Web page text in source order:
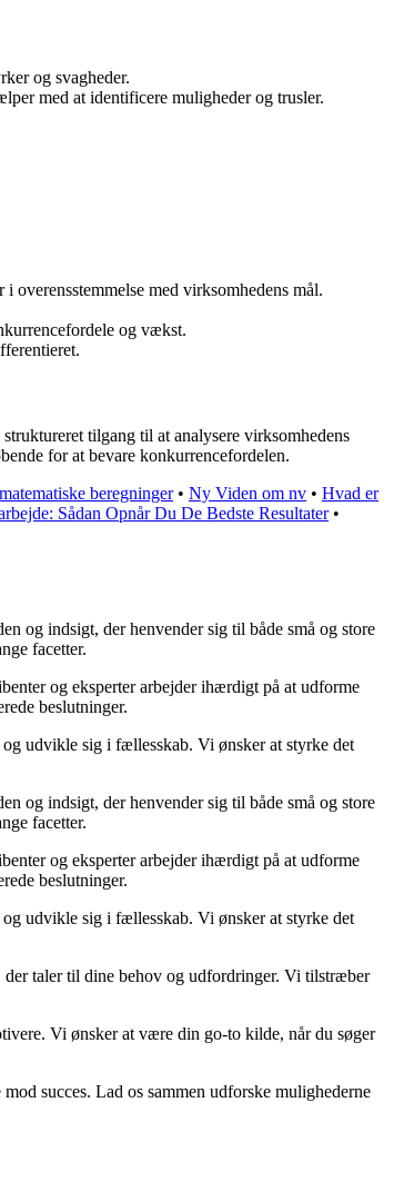
og svagheder.
med at identificere muligheder og trusler.
med virksomhedens mål.
og vækst.
tilgang til at analysere virksomhedens
for at bevare konkurrencefordelen.
beregninger• Ny Viden om nv • Hvad er
Sådan Opnår Du De Bedste Resultater•
og indsigt, der henvender sig til både små og store
facetter.
og eksperter arbejder ihærdigt på at udforme
beslutninger.
udvikle sig i fællesskab. Vi ønsker at styrke det
og indsigt, der henvender sig til både små og store
facetter.
og eksperter arbejder ihærdigt på at udforme
beslutninger.
udvikle sig i fællesskab. Vi ønsker at styrke det
der taler til dine behov og udfordringer. Vi tilstræber
Vi ønsker at være din go-to kilde, når du søger
succes. Lad os sammen udforske mulighederne